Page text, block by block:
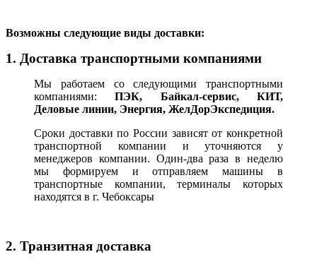
Возможны следующие виды доставки:
1. Доставка транспортными компаниями
Мы работаем со следующими транспортными
компаниями:ПЭК, Байкал-сервис, КИТ,
Деловые линии, Энергия, ЖелДорЭкспедиция.
Сроки доставки по России зависят от конкретной
транспортной компании и уточняются у
менеджеров компании. Один-два раза в неделю
мы формируем и отправляем машины в
транспортные компании, терминалы которых
находятся в г. Чебоксары
2. Транзитная доставка